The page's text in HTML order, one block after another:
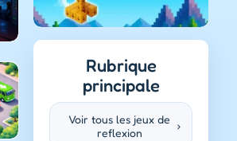
Rubrique
principale
Voir tous les jeux de
reflexion
›